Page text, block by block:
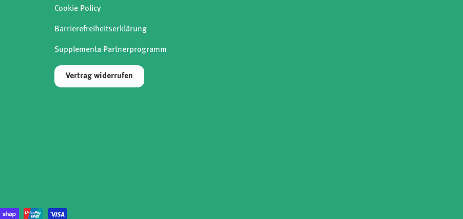
Cookie Policy
Barrierefreiheitserklärung
Supplementa Partnerprogramm
Vertrag widerrufen